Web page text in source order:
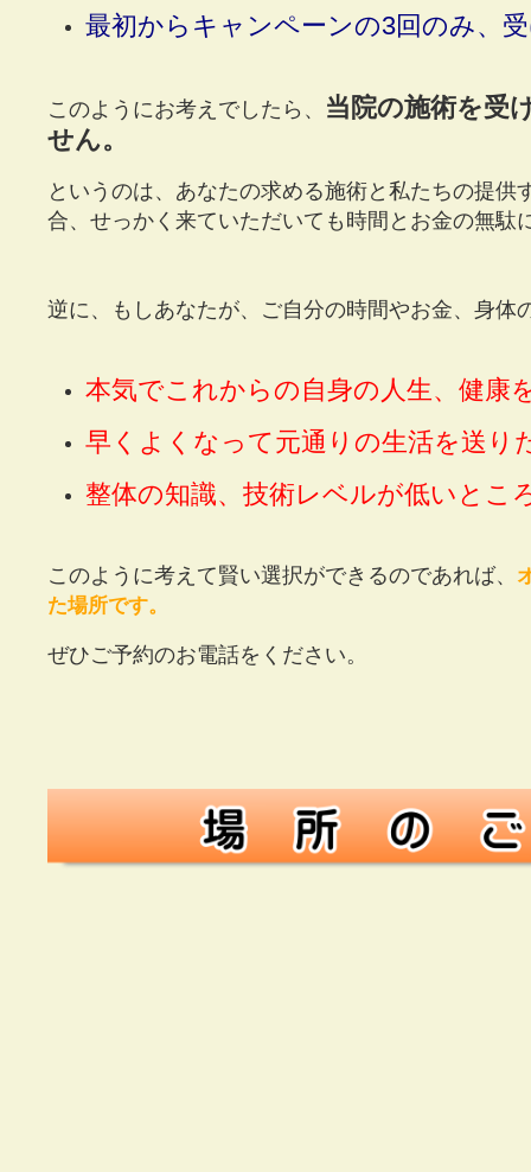
最初からキャンペーンの3回のみ、
このようにお考えでしたら、 当院の施術を受
せん。
というのは、あなたの求める施術と私たちの提供
合、せっかく来ていただいても時間とお金の無駄
逆に、もしあなたが、ご自分の時間やお金、身体
本気でこれからの自身の人生、健康
早くよくなって元通りの生活を送り
整体の知識、技術レベルが低いとこ
このように考えて賢い選択ができるのであれば、
た場所です。
ぜひご予約のお電話をください。